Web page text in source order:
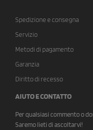
Spedizione e consegna
Servizio
Metodi di pagamento
Garanzia
Diritto di recesso
AIUTO E CONTATTO
Per qualsiasi commento o
Saremo lieti di ascoltarvi!